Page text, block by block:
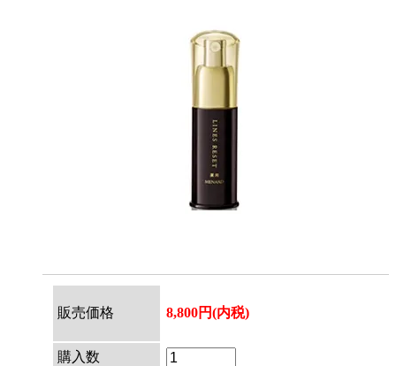
販売価格 8,800円(内税)
購入数